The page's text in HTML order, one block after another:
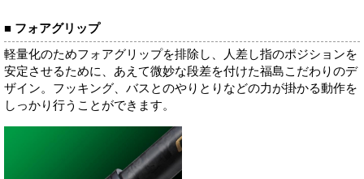
■ フォアグリップ
軽量化のためフォアグリップを排除し、人差し指のポジションを
安定させるために、あえて微妙な段差を付けた福島こだわりのデ
ザイン。フッキング、バスとのやりとりなどの力が掛かる動作を
しっかり行うことができます。